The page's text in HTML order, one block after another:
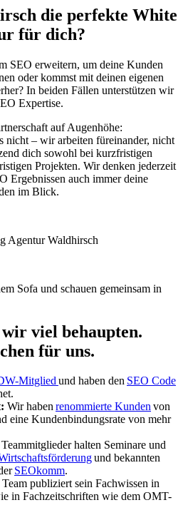
die perfekte White
für dich?
SEO erweitern, um deine Kunden
oder kommst mit deinen eigenen
In beiden Fällen unterstützen wir
Expertise.
auf Augenhöhe:
nicht – wir arbeiten füreinander, nicht
dich sowohl bei kurzfristigen
Projekten. Wir denken jederzeit
Ergebnissen auch immer deine
im Blick.
viel behaupten.
für uns.
Mitgliedund haben den SEO Code
Wir habenrenommierte Kundenvon
eine Kundenbindungsrate von mehr
halten Seminare und
und bekannten
SEOkomm.
publiziert sein Fachwissen in
in Fachzeitschriften wie dem OMT-